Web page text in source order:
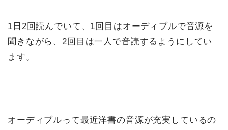
1日2回読んでいて、1回目はオーディブルで音源を
聞きながら、2回目は一人で音読するようにしてい
ます。
オーディブルって最近洋書の音源が充実しているの